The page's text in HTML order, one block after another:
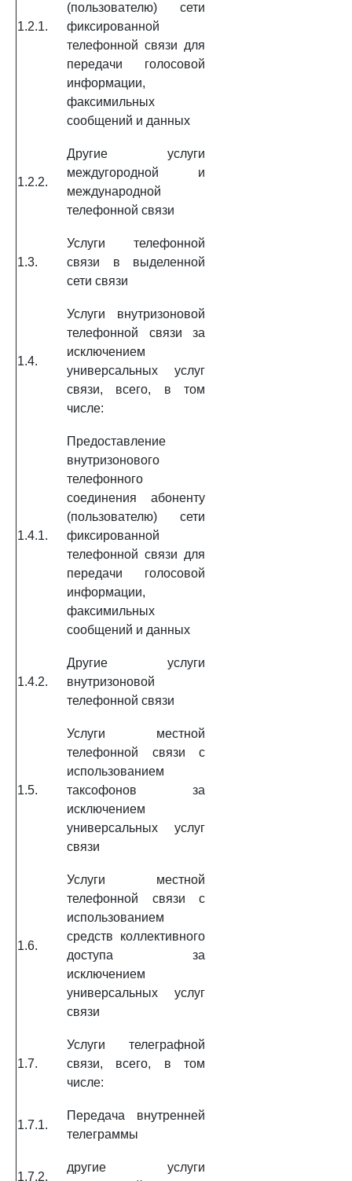
1.2.1.
(пользователю) сети
фиксированной
телефонной связи для
передачи голосовой
информации,
факсимильных
сообщений и данных
1.2.2.
Другие услуги
междугородной и
международной
телефонной связи
1.3.
Услуги телефонной
связи в выделенной
сети связи
1.4.
Услуги внутризоновой
телефонной связи за
исключением
универсальных услуг
связи, всего, в том
числе:
1.4.1.
Предоставление
внутризонового
телефонного
соединения абоненту
(пользователю) сети
фиксированной
телефонной связи для
передачи голосовой
информации,
факсимильных
сообщений и данных
1.4.2.
Другие услуги
внутризоновой
телефонной связи
1.5.
Услуги местной
телефонной связи с
использованием
таксофонов за
исключением
универсальных услуг
связи
1.6.
Услуги местной
телефонной связи с
использованием
средств коллективного
доступа за
исключением
универсальных услуг
связи
1.7.
Услуги телеграфной
связи, всего, в том
числе:
1.7.1.
Передача внутренней
телеграммы
1.7.2.
другие услуги